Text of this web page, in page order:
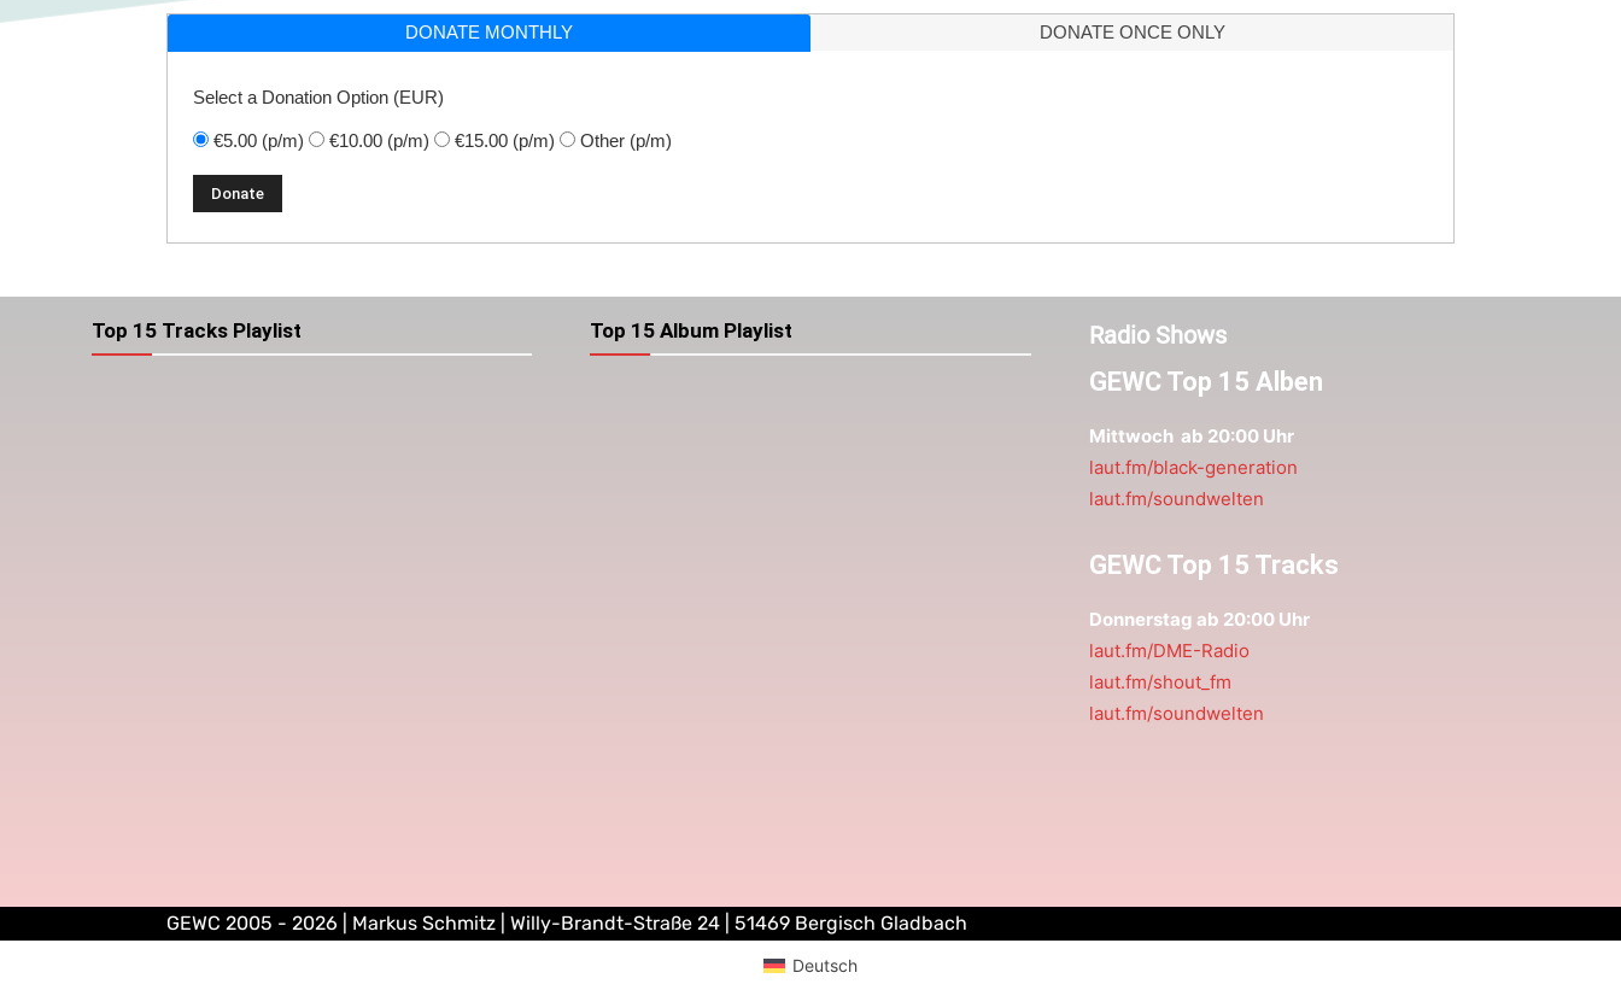
DONATE MONTHLY DONATE ONCE ONLY
Select a Donation Option (EUR)
€5.00 (p/m) €10.00 (p/m) €15.00 (p/m) Other (p/m)
Top 15 Tracks Playlist Top 15 Album Playlist Radio Shows
GEWC Top 15 Alben
Mittwoch ab 20:00 Uhr
laut.fm/black-generation
laut.fm/soundwelten
GEWC Top 15 Tracks
Donnerstag ab 20:00 Uhr
laut.fm/DME-Radio
laut.fm/shout_fm
laut.fm/soundwelten
GEWC 2005 - 2026 | Markus Schmitz | Willy-Brandt-Straße 24 | 51469 Bergisch Gladbach
Deutsch